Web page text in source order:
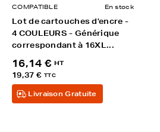
COMPATIBLE En stock
Lot de cartouches d'encre -
4 COULEURS - Générique
correspondant à 16XL...
16,14 € HT
19,37 € TTC
Livraison Gratuite